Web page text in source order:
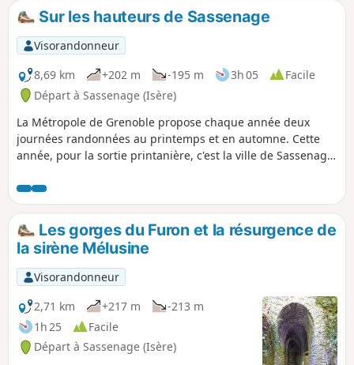
Sur les hauteurs de Sassenage
Visorandonneur
8,69 km
+202 m -195 m 3h 05
Facile
Départ à Sassenage (Isère)
La Métropole de Grenoble propose chaque année deux
journées randonnées au printemps et en automne. Cette
année, pour la sortie printanière, c'est la ville de Sassenage
boucle classé Découverte permet de dominer Sassenage et
de bénéficier de très belles vues sur la vallée et les
montagnes de Chartreuse et de Belledonne.
Les gorges du Furon et la résurgence de
la sirène Mélusine
Visorandonneur
2,71 km
+217 m
-213 m
1h 25
Facile
Départ à Sassenage (Isère)